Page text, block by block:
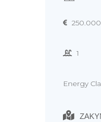
250.000
1
Energy